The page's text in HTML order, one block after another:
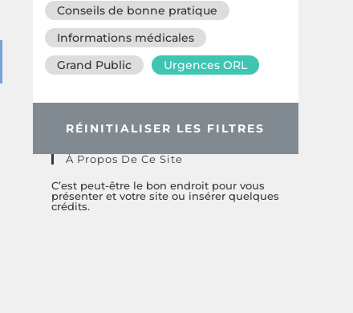
Conseils de bonne pratique
Informations médicales
Grand Public
Urgences ORL
RÉINITIALISER LES FILTRES
À Propos De Ce Site
C’est peut-être le bon endroit pour vous
présenter et votre site ou insérer quelques
crédits.